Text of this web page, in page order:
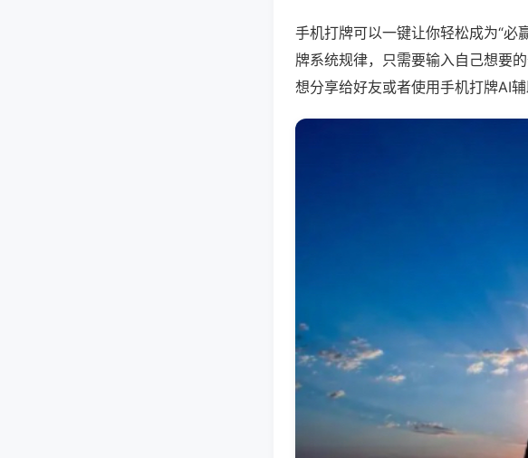
手机打牌可以一键让你轻松成为“必
牌系统规律，只需要输入自己想要
想分享给好友或者使用手机打牌AI辅